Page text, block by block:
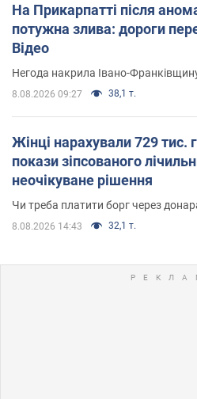
На Прикарпатті після
потужна злива: дороги
Відео
Негода накрила Івано-
8.08.2026 09:27 38,1 т.
Жінці нарахували 729 тис.
покази зіпсованого
неочікуване рішення
Чи треба платити борг через
8.08.2026 14:43 32,1 т.